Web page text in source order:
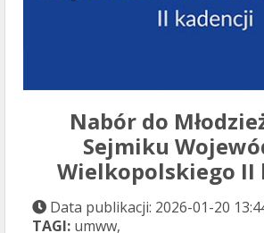
Nabór do
Sejmiku
Wielkopolskiego II
Data publikacji: 2026-01-20
TAGI: umww,